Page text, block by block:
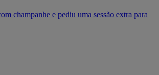
champanhe e pediu uma sessão extra para